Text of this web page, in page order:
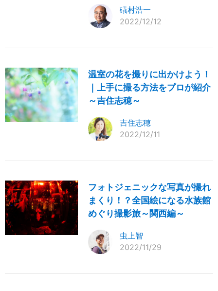
礒村浩一
2022/12/12
温室の花を撮りに出かけよう！
｜上手に撮る方法をプロが紹介
～吉住志穂～
吉住志穂
2022/12/11
フォトジェニックな写真が撮れ
まくり！？全国絵になる水族館
めぐり撮影旅～関西編～
虫上智
2022/11/29